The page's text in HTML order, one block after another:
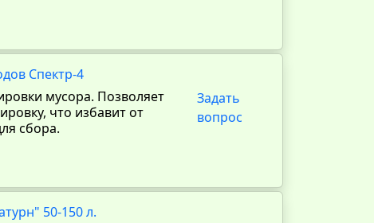
Спектр-4
мусора. Позволяет
что избавит от
сбора.
Задать
вопрос
50-150 л.